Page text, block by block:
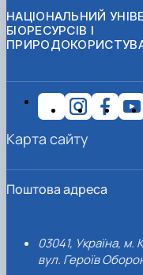
НАЦІОНАЛЬНИЙ
БІОРЕСУРСІВ І
Поштова адреса
03041, Україна, м.
вул. Героїв
Карта сайту